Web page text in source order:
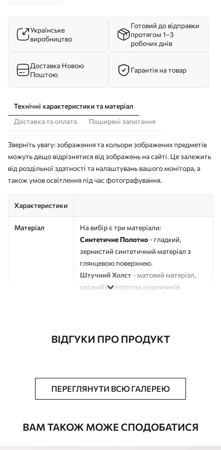
Українське
виробництво
Готовий до відправки
протягом 1–3
робочих днів
Доставка Новою
Поштою
Гарантія на товар
Технічні характеристики та матеріал
Доставка та оплата
Поширені запитання
Зверніть увагу: зображення та кольори зображених предметів
можуть дещо відрізнятися від зображень на сайті. Це залежить
від роздільної здатності та налаштувань вашого монітора, а
також умов освітлення під час фотографування.
Характеристики
Матеріал
На вибір є три матеріали:
Синтетичне Полотно - гладкий,
зернистий синтетичний матеріал з
глянцевою поверхнею.
Штучний Холст - матовий матеріал,
схожий на полотна художників.
Додатково Можна додати лакове покриття.
ВІДГУКИ ПРО ПРОДУКТ
ПЕРЕГЛЯНУТИ ВСЮ ГАЛЕРЕЮ
ВАМ ТАКОЖ МОЖЕ СПОДОБАТИСЯ